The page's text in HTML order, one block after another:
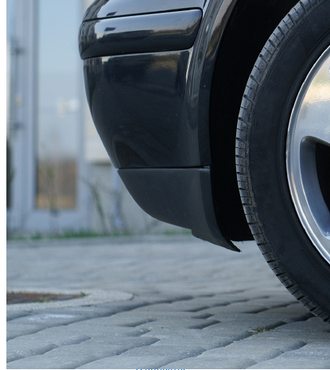
Высокое
Заречное
Константиновка
Мелитополь
Мордвиновка
Новопилиповка
Спасское
Терпенье
Тихоновка
Михайловский район
Марьяновка
Плодородное
Новониколаевский район
Новосоленое
Терноватое